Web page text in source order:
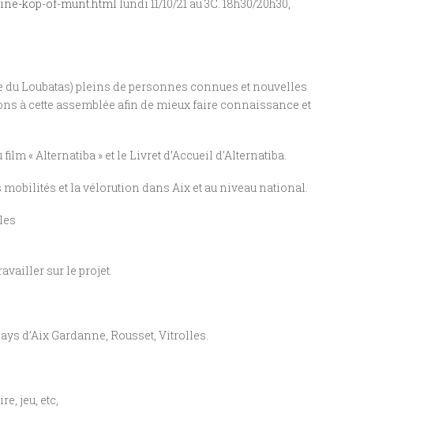
kop-of-munt.html lundi 11/10/21 au 3C. 18h30/20h30,
Loubatas) pleins de personnes connues et nouvelles
à cette assemblée afin de mieux faire connaissance et
« Alternatiba » et le Livret d’Accueil d’Alternatiba.
et la vélorution dans Aix et au niveau national.
sur le projet.
d’Aix Gardanne, Rousset, Vitrolles.
jeu, etc,